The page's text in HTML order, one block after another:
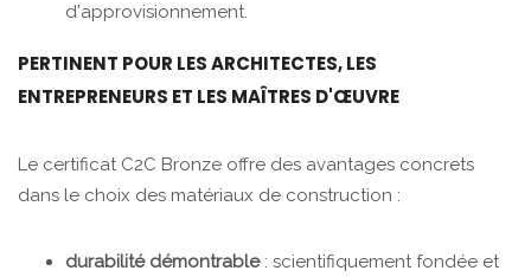
d'approvisionnement.
PERTINENT POUR LES ARCHITECTES, LES
ENTREPRENEURS ET LES MAÎTRES D'ŒUVRE
Le certificat C2C Bronze offre des avantages concrets
dans le choix des matériaux de construction :
durabilité démontrable: scientifiquement fondée et